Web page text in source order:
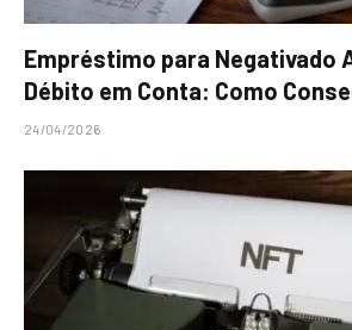
Empréstimo para Negativado
Débito em Conta: Como
24/04/2026